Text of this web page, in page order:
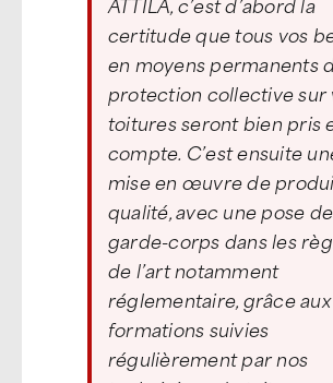
certitude que tous vos
en moyens permanents
protection collective sur
toitures seront bien pris
compte. C’est ensuite
mise en œuvre de
qualité, avec une pose
garde-corps dans les
de l’art notamment
réglementaire, grâce aux
formations suivies
régulièrement par nos